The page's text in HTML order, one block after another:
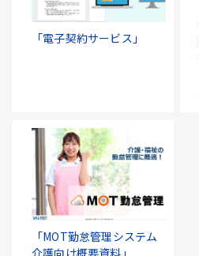
「電子契約サービス」
「MOT勤怠管理システム